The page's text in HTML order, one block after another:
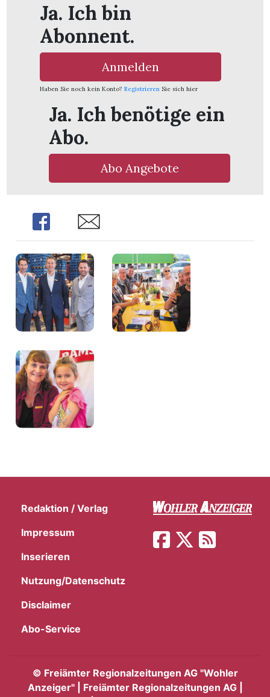
Ja. Ich bin
Abonnent.
Anmelden
Haben Sie noch kein Konto? Registrieren Sie sich hier
Ja. Ich benötige ein
Abo.
Abo Angebote
Share Share
Redaktion / Verlag
Impressum
Inserieren
Nutzung/Datenschutz
Disclaimer
Abo-Service
© Freiämter Regionalzeitungen AG "Wohler
Anzeiger" | Freiämter Regionalzeitungen AG |